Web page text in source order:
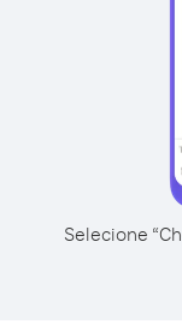
Selecione